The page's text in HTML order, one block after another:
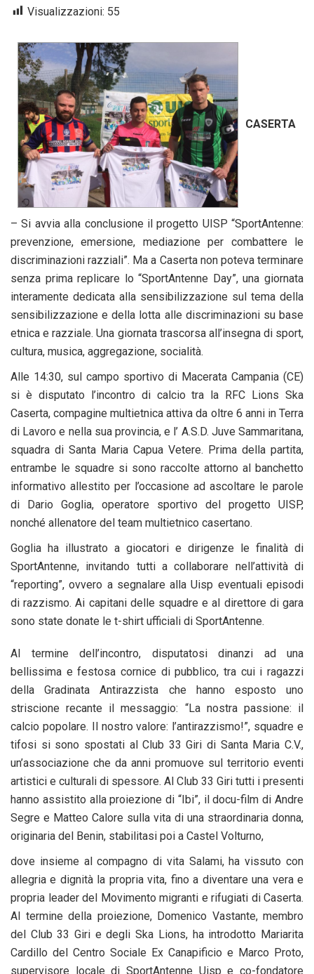
Visualizzazioni: 55
CASERTA
– Si avvia alla conclusione il progetto UISP “SportAntenne:
prevenzione, emersione, mediazione per combattere le
discriminazioni razziali”. Ma a Caserta non poteva terminare
senza prima replicare lo “SportAntenne Day”, una giornata
interamente dedicata alla sensibilizzazione sul tema della
sensibilizzazione e della lotta alle discriminazioni su base
etnica e razziale. Una giornata trascorsa all’insegna di sport,
cultura, musica, aggregazione, socialità.
Alle 14:30, sul campo sportivo di Macerata Campania (CE)
si è disputato l’incontro di calcio tra la RFC Lions Ska
Caserta, compagine multietnica attiva da oltre 6 anni in Terra
di Lavoro e nella sua provincia, e l’ A.S.D. Juve Sammaritana,
squadra di Santa Maria Capua Vetere. Prima della partita,
entrambe le squadre si sono raccolte attorno al banchetto
informativo allestito per l’occasione ad ascoltare le parole
di Dario Goglia, operatore sportivo del progetto UISP,
nonché allenatore del team multietnico casertano.
Goglia ha illustrato a giocatori e dirigenze le finalità di
SportAntenne, invitando tutti a collaborare nell’attività di
“reporting”, ovvero a segnalare alla Uisp eventuali episodi
di razzismo. Ai capitani delle squadre e al direttore di gara
sono state donate le t-shirt ufficiali di SportAntenne.
Al termine dell’incontro, disputatosi dinanzi ad una
bellissima e festosa cornice di pubblico, tra cui i ragazzi
della Gradinata Antirazzista che hanno esposto uno
striscione recante il messaggio: “La nostra passione: il
calcio popolare. Il nostro valore: l’antirazzismo!”, squadre e
tifosi si sono spostati al Club 33 Giri di Santa Maria C.V.,
un’associazione che da anni promuove sul territorio eventi
artistici e culturali di spessore. Al Club 33 Giri tutti i presenti
hanno assistito alla proiezione di “Ibi”, il docu-film di Andre
Segre e Matteo Calore sulla vita di una straordinaria donna,
originaria del Benin, stabilitasi poi a Castel Volturno,
dove insieme al compagno di vita Salami, ha vissuto con
allegria e dignità la propria vita, fino a diventare una vera e
propria leader del Movimento migranti e rifugiati di Caserta.
Al termine della proiezione, Domenico Vastante, membro
del Club 33 Giri e degli Ska Lions, ha introdotto Mariarita
Cardillo del Centro Sociale Ex Canapificio e Marco Proto,
supervisore locale di SportAntenne Uisp e co-fondatore